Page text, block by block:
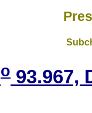
o 93.967,